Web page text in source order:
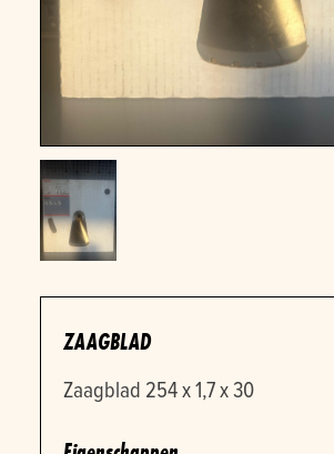
ZAAGBLAD
Zaagblad 254 x 1,7 x 30